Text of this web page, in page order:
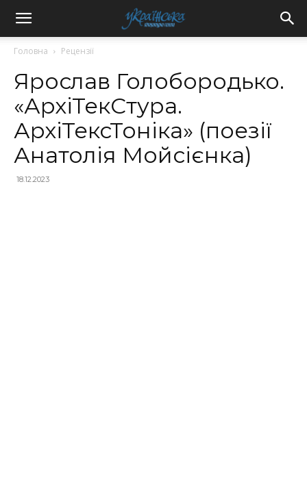
Головна Рецензії
Ярослав Голобородько.
«АрхіТекСтура.
АрхіТексТоніка» (поезії
Анатолія Мойсієнка)
18.12.2023